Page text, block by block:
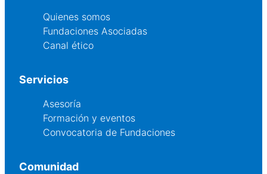
Quienes somos
Fundaciones Asociadas
Canal ético
Servicios
Asesoría
Formación y eventos
Convocatoria de Fundaciones
Comunidad